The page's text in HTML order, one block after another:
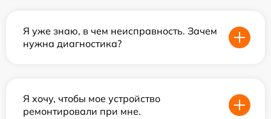
Я уже знаю, в чем неисправность. Зачем
нужна диагностика?
Я хочу, чтобы мое устройство
ремонтировали при мне.